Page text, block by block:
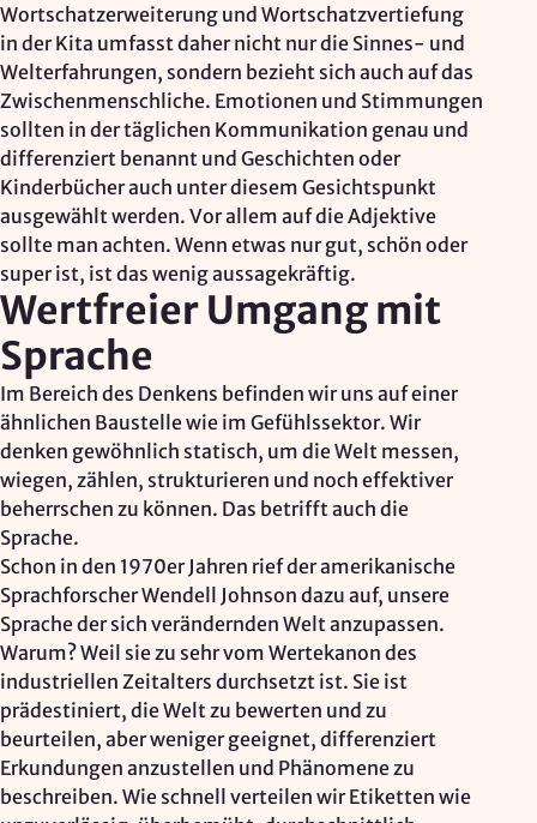
Wortschatzerweiterung und Wortschatzvertiefung
in der Kita umfasst daher nicht nur die Sinnes- und
Welterfahrungen, sondern bezieht sich auch auf das
Zwischenmenschliche. Emotionen und Stimmungen
sollten in der täglichen Kommunikation genau und
differenziert benannt und Geschichten oder
Kinderbücher auch unter diesem Gesichtspunkt
ausgewählt werden. Vor allem auf die Adjektive
sollte man achten. Wenn etwas nur gut, schön oder
super ist, ist das wenig aussagekräftig.
Wertfreier Umgang mit
Sprache
Im Bereich des Denkens befinden wir uns auf einer
ähn­lichen Baustelle wie im Gefühlssektor. Wir
denken gewöhnlich statisch, um die Welt messen,
wiegen, zählen, strukturieren und noch effektiver
beherrschen zu können. Das betrifft auch die
Sprache.
Schon in den 1970er Jahren rief der amerikanische
Sprachforscher Wendell Johnson dazu auf, unsere
Sprache der sich verändernden Welt anzupassen.
Warum? Weil sie zu sehr vom Wertekanon des
industriellen Zeitalters durchsetzt ist. Sie ist
prädestiniert, die Welt zu bewerten und zu
beurteilen, aber weniger geeignet, differenziert
Erkundungen anzustellen und Phänomene zu
beschreiben. Wie schnell verteilen wir Etiketten wie